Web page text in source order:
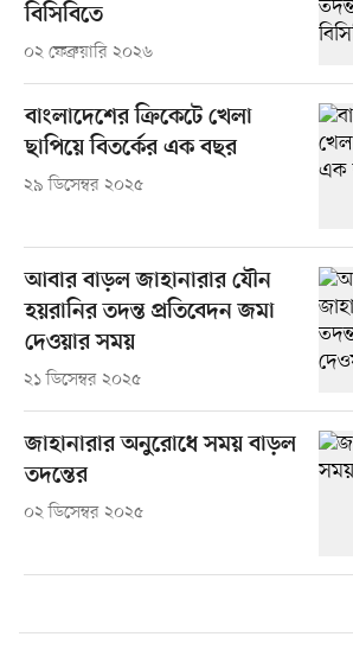
বিসিবিতে
০২ ফেব্রুয়ারি ২০২৬
বাংলাদেশের ক্রিকেটে খেলা
ছাপিয়ে বিতর্কের এক বছর
২৯ ডিসেম্বর ২০২৫
আবার বাড়ল জাহানারার যৌন
হয়রানির তদন্ত প্রতিবেদন জমা
দেওয়ার সময়
২১ ডিসেম্বর ২০২৫
জাহানারার অনুরোধে সময় বাড়ল
তদন্তের
০২ ডিসেম্বর ২০২৫